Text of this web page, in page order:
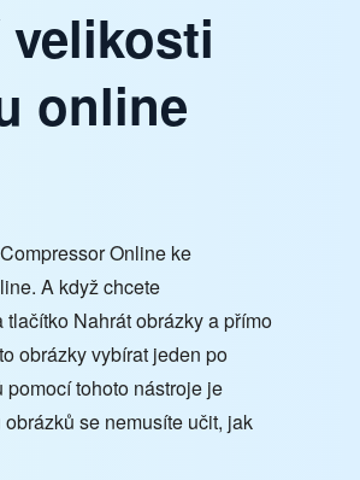
velikosti
online
Online ke
A když chcete
Nahrát obrázky a přímo
obrázky vybírat jeden po
tohoto nástroje je
se nemusíte učit, jak